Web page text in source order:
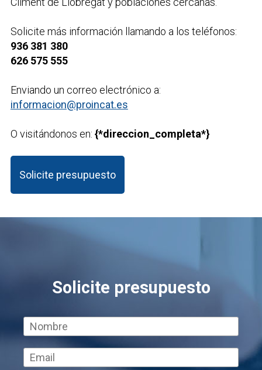
Solicite más información llamando a los teléfonos:
936 381 380
626 575 555
Enviando un correo electrónico a:
informacion@proincat.es
O visitándonos en: {*direccion_completa*}
Solicite presupuesto
Solicite presupuesto